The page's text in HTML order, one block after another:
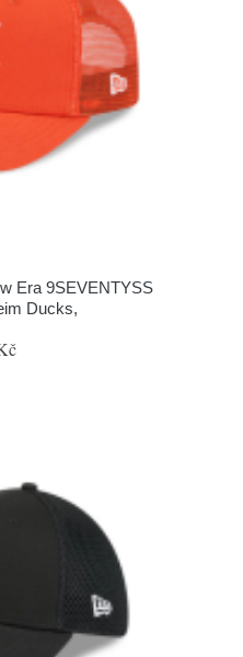
Era 9SEVENTYSS
Ducks,